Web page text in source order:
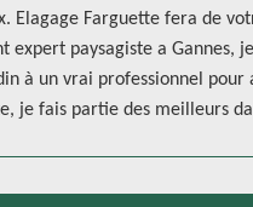
Elagage Farguette fera de
expert paysagiste a Gannes,
à un vrai professionnel
je fais partie des meilleurs